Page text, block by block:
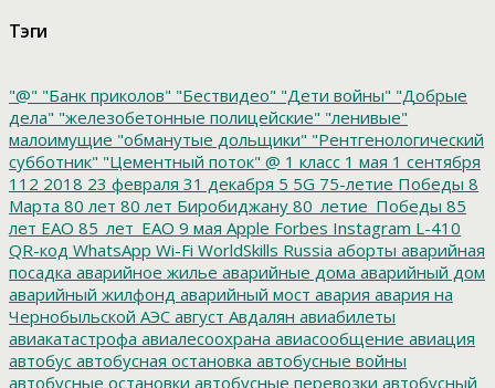
Тэги
"@" "Банк приколов" "Бествидео" "Дети войны" "Добрые
дела" "железобетонные полицейские" "ленивые"
малоимущие "обманутые дольщики" "Рентгенологический
субботник" "Цементный поток" @ 1 класс 1 мая 1 сентября
112 2018 23 февраля 31 декабря 5 5G 75-летие Победы 8
Марта 80 лет 80 лет Биробиджану 80_летие_Победы 85
лет ЕАО 85_лет_ЕАО 9 мая Apple Forbes Instagram L-410
QR-код WhatsApp Wi-Fi WorldSkills Russia аборты аварийная
посадка аварийное жилье аварийные дома аварийный дом
аварийный жилфонд аварийный мост авария авария на
Чернобыльской АЭС август Авдалян авиабилеты
авиакатастрофа авиалесоохрана авиасообщение авиация
автобус автобусная остановка автобусные войны
автобусные остановки автобусные перевозки автобусный